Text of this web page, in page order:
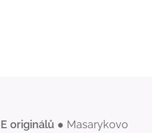
originálů ● Masarykovo